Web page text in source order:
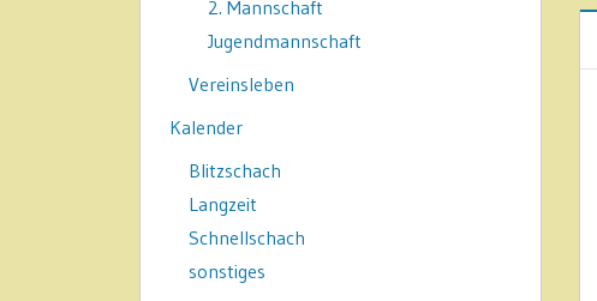
2. Mannschaft
Jugendmannschaft
Vereinsleben
Kalender
Blitzschach
Langzeit
Schnellschach
sonstiges